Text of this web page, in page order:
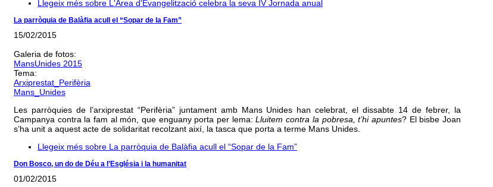
Llegeix més sobre L'Àrea d'Evangelització celebra la seva IV Jornada anual
La parròquia de Balàfia acull el “Sopar de la Fam”
15/02/2015
Galeria de fotos:
MansUnides 2015
Tema:
Arxiprestat_Perifèria
Mans_Unides
Les parròquies de l’arxiprestat “Perifèria” juntament amb Mans Unides han celebrat, el dissabte 14 de febrer, la
Campanya contra la fam al món, que enguany porta per lema:Lluitem contra la pobresa, t’hi apuntes? El bisbe Joan
s’ha unit a aquest acte de solidaritat recolzant així, la tasca que porta a terme Mans Unides.
Llegeix més sobre La parròquia de Balàfia acull el “Sopar de la Fam”
Don Bosco, un do de Déu a l’Església i la humanitat
01/02/2015